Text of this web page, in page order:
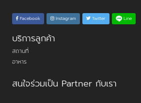
Facebook Instagram Twitter Line
บริการลูกค้า
สถานที่
อาหาร
สนใจร่วมเป็น Partner กับเรา